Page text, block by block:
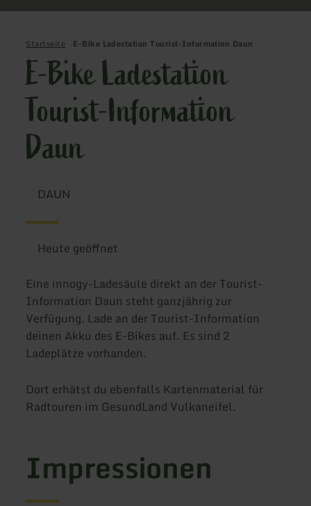
Startseite E-Bike Ladestation Tourist-Information Daun
E-Bike Ladestation
Tourist-Information
Daun
DAUN
Heute geöffnet
Eine innogy-Ladesäule direkt an der Tourist-
Information Daun steht ganzjährig zur
Verfügung. Lade an der Tourist-Information
deinen Akku des E-Bikes auf. Es sind 2
Ladeplätze vorhanden.
Dort erhätst du ebenfalls Kartenmaterial für
Radtouren im GesundLand Vulkaneifel.
Impressionen